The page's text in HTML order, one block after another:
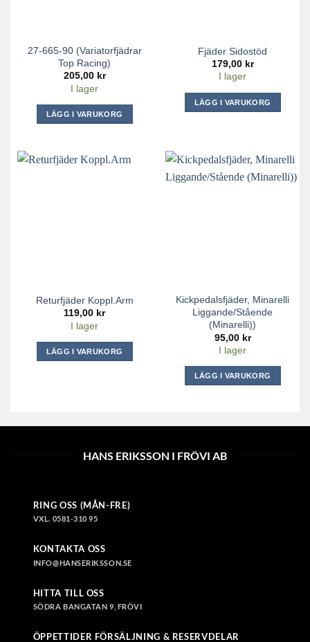
27-665-90 (Variatorfjädrar
Top Racing)
205,00 kr
I lager
LÄGG I VARUKORG
Fjäder Sidostöd
179,00 kr
I lager
LÄGG I VARUKORG
Returfjäder Koppl.Arm
119,00 kr
I lager
LÄGG I VARUKORG
Kickpedalsfjäder, Minarelli
Liggande/Stående
(Minarelli))
95,00 kr
I lager
LÄGG I VARUKORG
HANS ERIKSSON I FRÖVI AB
RING OSS (MÅN-FRE)
VXL. 0581-310 95
KONTAKTA OSS
INFO@HANSERIKSSON.SE
HITTA TILL OSS
SÖDRA BANGATAN 9, FRÖVI
ÖPPETTIDER FÖRSÄLJNING & RESERVDELAR